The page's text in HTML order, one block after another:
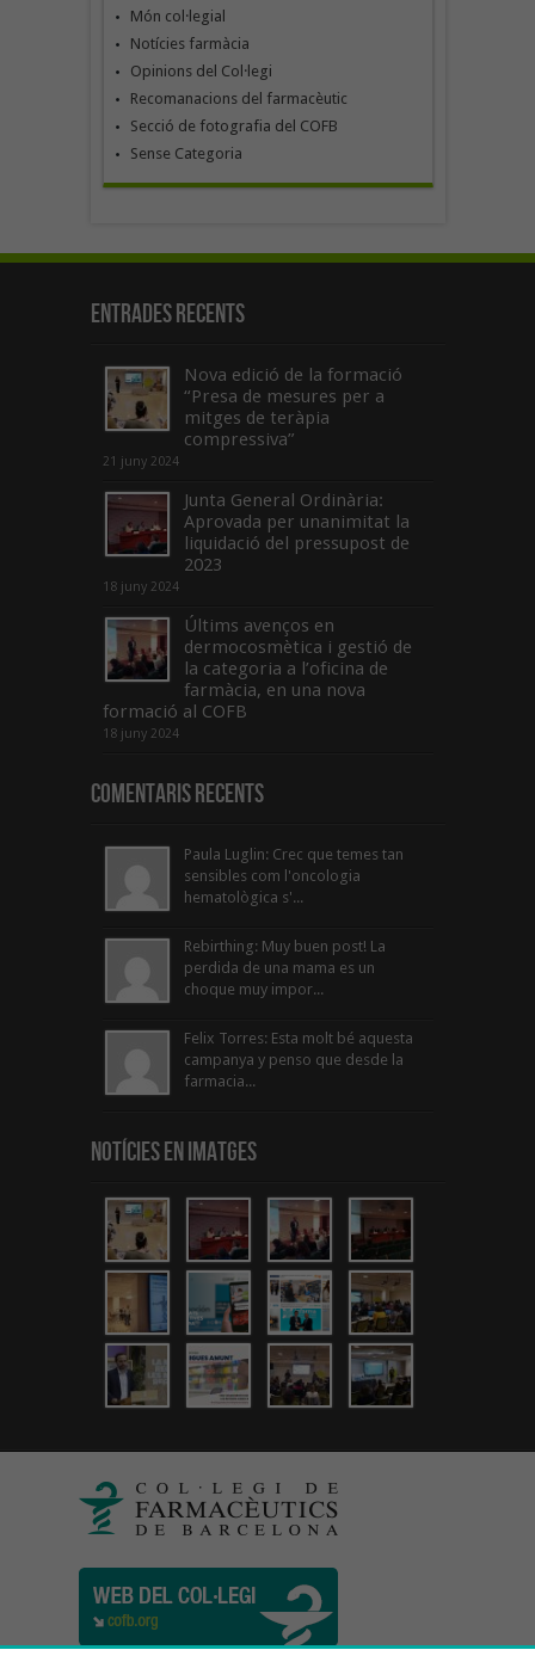
Món col·legial
Notícies farmàcia
Opinions del Col·legi
Recomanacions del farmacèutic
Secció de fotografia del COFB
Sense Categoria
Entrades recents
Nova edició de la formació
“Presa de mesures per a
mitges de teràpia
compressiva”
21 juny 2024
Junta General Ordinària:
Aprovada per unanimitat la
liquidació del pressupost de
2023
18 juny 2024
Últims avenços en
dermocosmètica i gestió de
la categoria a l’oficina de
farmàcia, en una nova
formació al COFB
18 juny 2024
Comentaris Recents
Paula Luglin: Crec que temes tan
sensibles com l'oncologia
hematològica s'...
Rebirthing: Muy buen post! La
perdida de una mama es un
choque muy impor...
Felix Torres: Esta molt bé aquesta
campanya y penso que desde la
farmacia...
Notícies en Imatges